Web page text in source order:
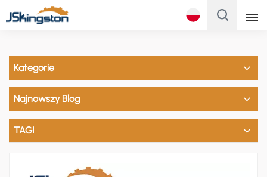
Polski
Kategorie
Najnowszy Blog
TAGI